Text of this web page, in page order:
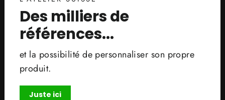
Des milliers de
références...
et la possibilité de personnaliser son propre
produit.
Juste ici